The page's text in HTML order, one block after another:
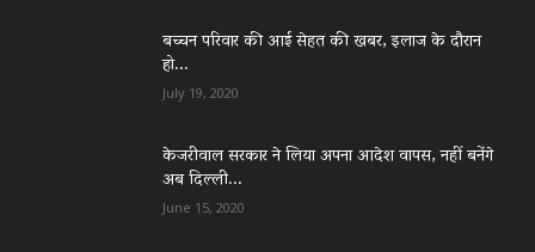
बच्चन परिवार की आई सेहत की खबर, इलाज के दौरान
हो...
July 19, 2020
केजरीवाल सरकार ने लिया अपना आदेश वापस, नहीं बनेंगे
अब दिल्ली...
June 15, 2020